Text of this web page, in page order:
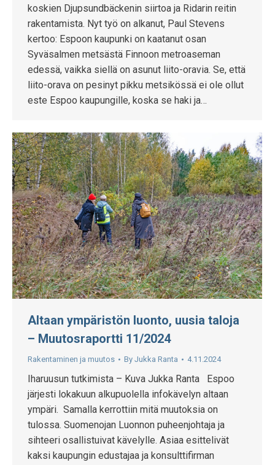
koskien Djupsundbäckenin siirtoa ja Ridarin reitin
rakentamista. Nyt työ on alkanut, Paul Stevens
kertoo: Espoon kaupunki on kaatanut osan
Syväsalmen metsästä Finnoon metroaseman
edessä, vaikka siellä on asunut liito-oravia. Se, että
liito-orava on pesinyt pikku metsikössä ei ole ollut
este Espoo kaupungille, koska se haki ja…
Altaan ympäristön luonto, uusia taloja
– Muutosraportti 11/2024
Rakentaminen ja muutos By Jukka Ranta 4.11.2024
Iharuusun tutkimista – Kuva Jukka Ranta Espoo
järjesti lokakuun alkupuolella infokävelyn altaan
ympäri. Samalla kerrottiin mitä muutoksia on
tulossa. Suomenojan Luonnon puheenjohtaja ja
sihteeri osallistuivat kävelylle. Asiaa esittelivät
kaksi kaupungin edustajaa ja konsulttifirman